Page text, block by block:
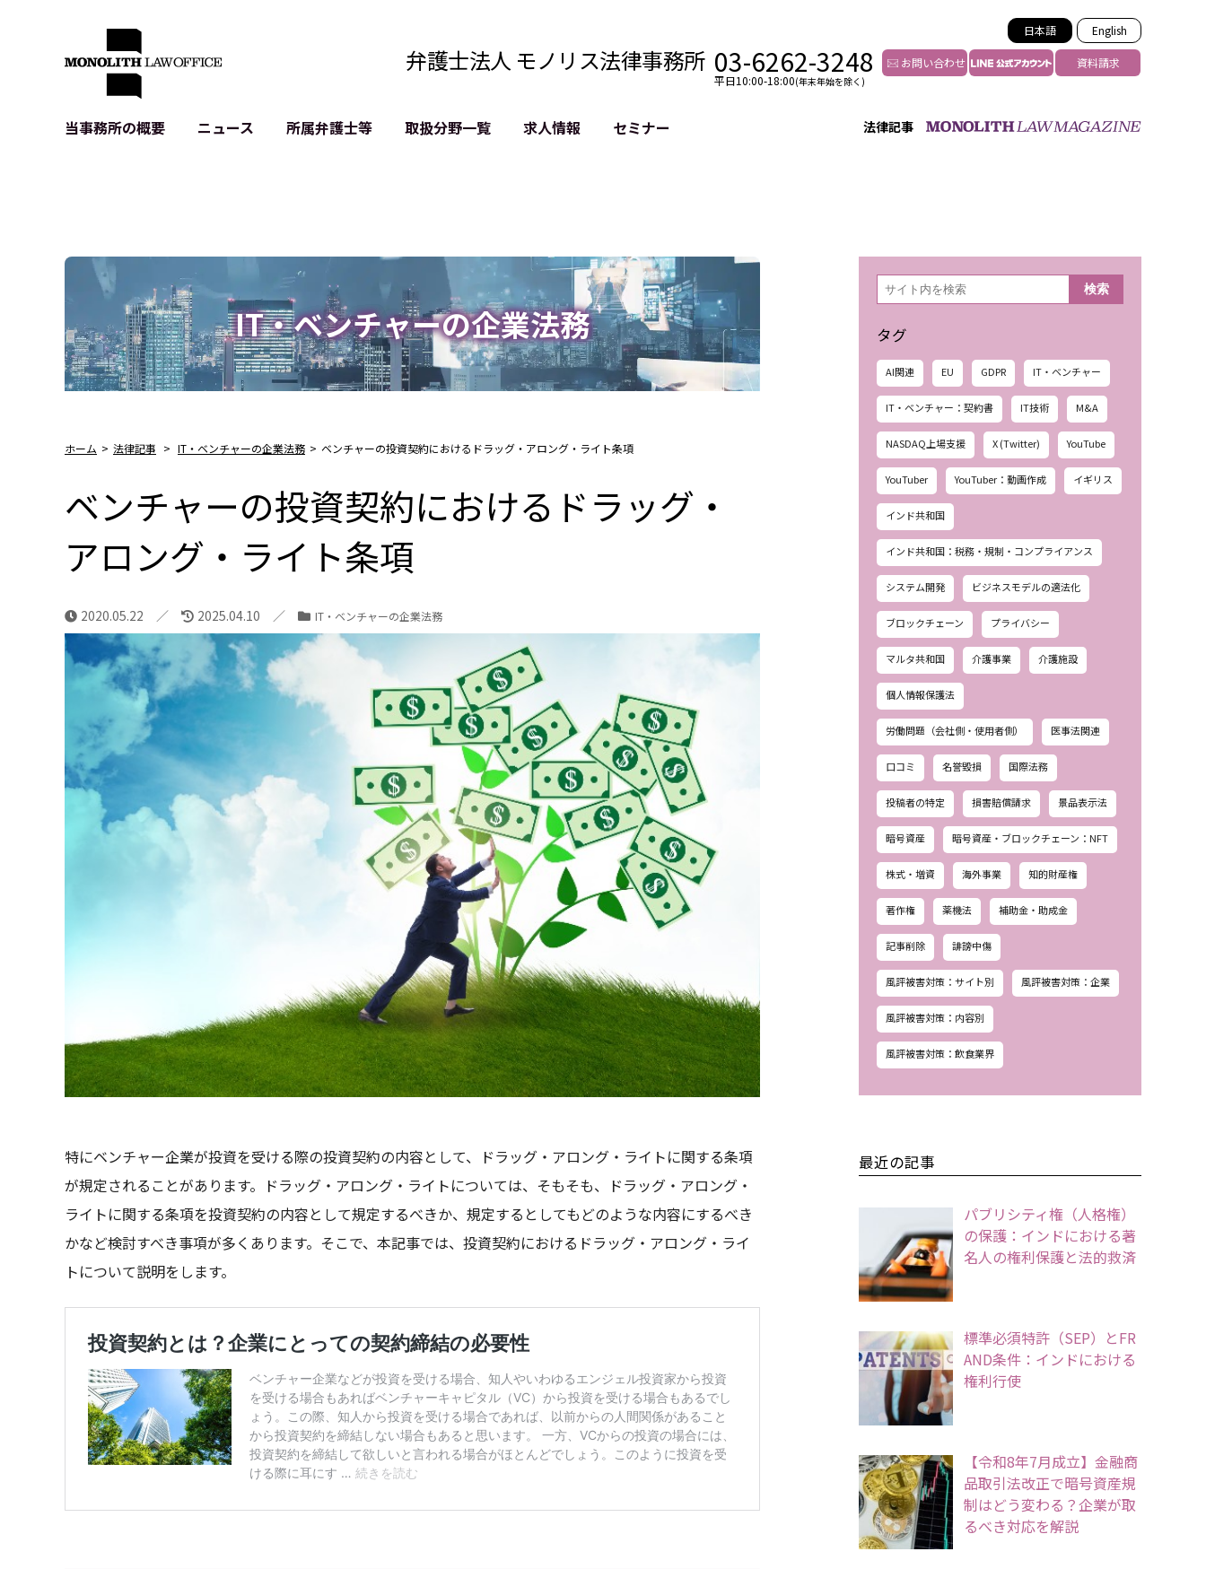
日本語 English
弁護士法人 モノリス法律事務所 03-6262-3248
平日10:00-18:00(年末年始を除く)
お問い合わせ 資料請求
法律記事
当事務所の概要
アクセス
ニュース 所属弁護士等 取扱分野一覧
IPO（上場）支援
生成AI関連法務
記事・LPの薬機法等チェック
D2C等の不正転売対策
サイバー犯罪の刑事告訴等
GDPR対応支援
リスティング汚染の削除対策
過去の芸能等活動の削除
YouTube等SNSのM&A
求人情報 セミナー
IT・ベンチャーの企業法務
ホーム > 法律記事 > IT・ベンチャーの企業法務 > ベンチャーの投資契約におけるドラッグ・アロング・ライト条項
ベンチャーの投資契約におけるドラッグ・
アロング・ライト条項
2020.05.22 2025.04.10 IT・ベンチャーの企業法務
特にベンチャー企業が投資を受ける際の投資契約の内容として、ドラッグ・アロング・ライトに関する条項
が規定されることがあります。ドラッグ・アロング・ライトについては、そもそも、ドラッグ・アロング・
ライトに関する条項を投資契約の内容として規定するべきか、規定するとしてもどのような内容にするべき
かなど検討すべき事項が多くあります。そこで、本記事では、投資契約におけるドラッグ・アロング・ライ
トについて説明をします。
検
索 検索
タグ
AI関連 EU GDPR IT・ベンチャー
IT・ベンチャー：契約書 IT技術 M&A
NASDAQ上場支援 X (Twitter) YouTube
YouTuber YouTuber：動画作成 イギリス
インド共和国
インド共和国：税務・規制・コンプライアンス
システム開発 ビジネスモデルの適法化
ブロックチェーン プライバシー
マルタ共和国 介護事業 介護施設
個人情報保護法
労働問題（会社側・使用者側） 医事法関連
口コミ 名誉毀損 国際法務
投稿者の特定 損害賠償請求 景品表示法
暗号資産 暗号資産・ブロックチェーン：NFT
株式・増資 海外事業 知的財産権
著作権 薬機法 補助金・助成金
記事削除 誹謗中傷
風評被害対策：サイト別 風評被害対策：企業
風評被害対策：内容別
風評被害対策：飲食業界
最近の記事
パブリシティ権（人格権）
の保護：インドにおける著
名人の権利保護と法的救済
標準必須特許（SEP）とFR
AND条件：インドにおける
権利行使
【令和8年7月成立】金融商
品取引法改正で暗号資産規
制はどう変わる？企業が取
るべき対応を解説